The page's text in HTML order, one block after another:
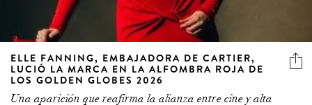
ELLE FANNING, EMBAJADORA DE CARTIER,
LUCIÓ LA MARCA EN LA ALFOMBRA ROJA DE
LOS GOLDEN GLOBES 2026
Una aparición que reafirma la alianza entre cine y alta